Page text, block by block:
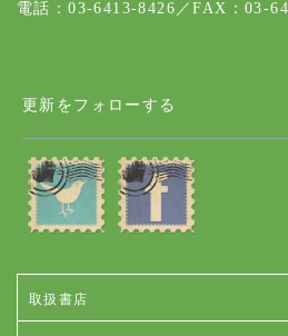
電話：03-6413-8426／FAX：03-
更新をフォローする
取扱書店